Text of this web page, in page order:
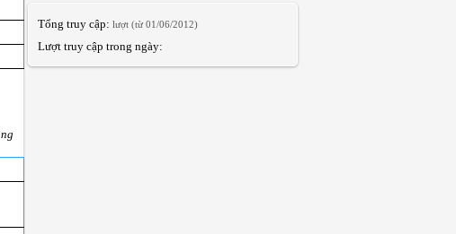
Tổng truy cập: lượt (từ 01/06/2012)
Lượt truy cập trong ngày: